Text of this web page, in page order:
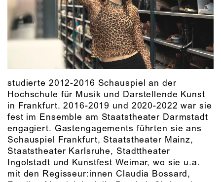
studierte 2012-2016 Schauspiel an der
Hochschule für Musik und Darstellende Kunst
in Frankfurt. 2016-2019 und 2020-2022 war sie
fest im Ensemble am Staatstheater Darmstadt
engagiert. Gastengagements führten sie ans
Schauspiel Frankfurt, Staatstheater Mainz,
Staatstheater Karlsruhe, Stadttheater
Ingolstadt und Kunstfest Weimar, wo sie u.a.
mit den Regisseur:innen Claudia Bossard,